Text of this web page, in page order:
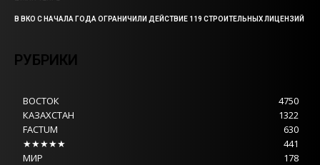
В ВКО С НАЧАЛА ГОДА ОГРАНИЧИЛИ ДЕЙСТВИЕ 119 СТРОИТЕЛЬНЫХ ЛИЦЕНЗИЙ
РУБРИКИ
ВОСТОК
4750
КАЗАХСТАН
1322
FACTUM
630
★★★★★
441
МИР
178